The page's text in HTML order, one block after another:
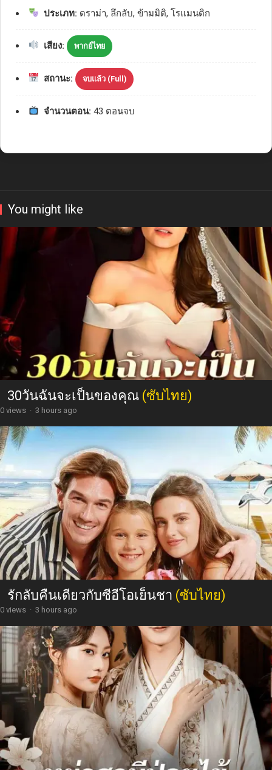
ประเภท: ดราม่า, ลึกลับ, ข้ามมิติ, โรแมนติก
เสียง: พากย์ไทย
สถานะ: จบแล้ว (Full)
จำนวนตอน: 43 ตอนจบ
You might like
30วันฉันจะเป็นของคุณ (ซับไทย)
0 views · 3 hours ago
รักลับคืนเดียวกับซีอีโอเย็นชา (ซับไทย)
0 views · 3 hours ago